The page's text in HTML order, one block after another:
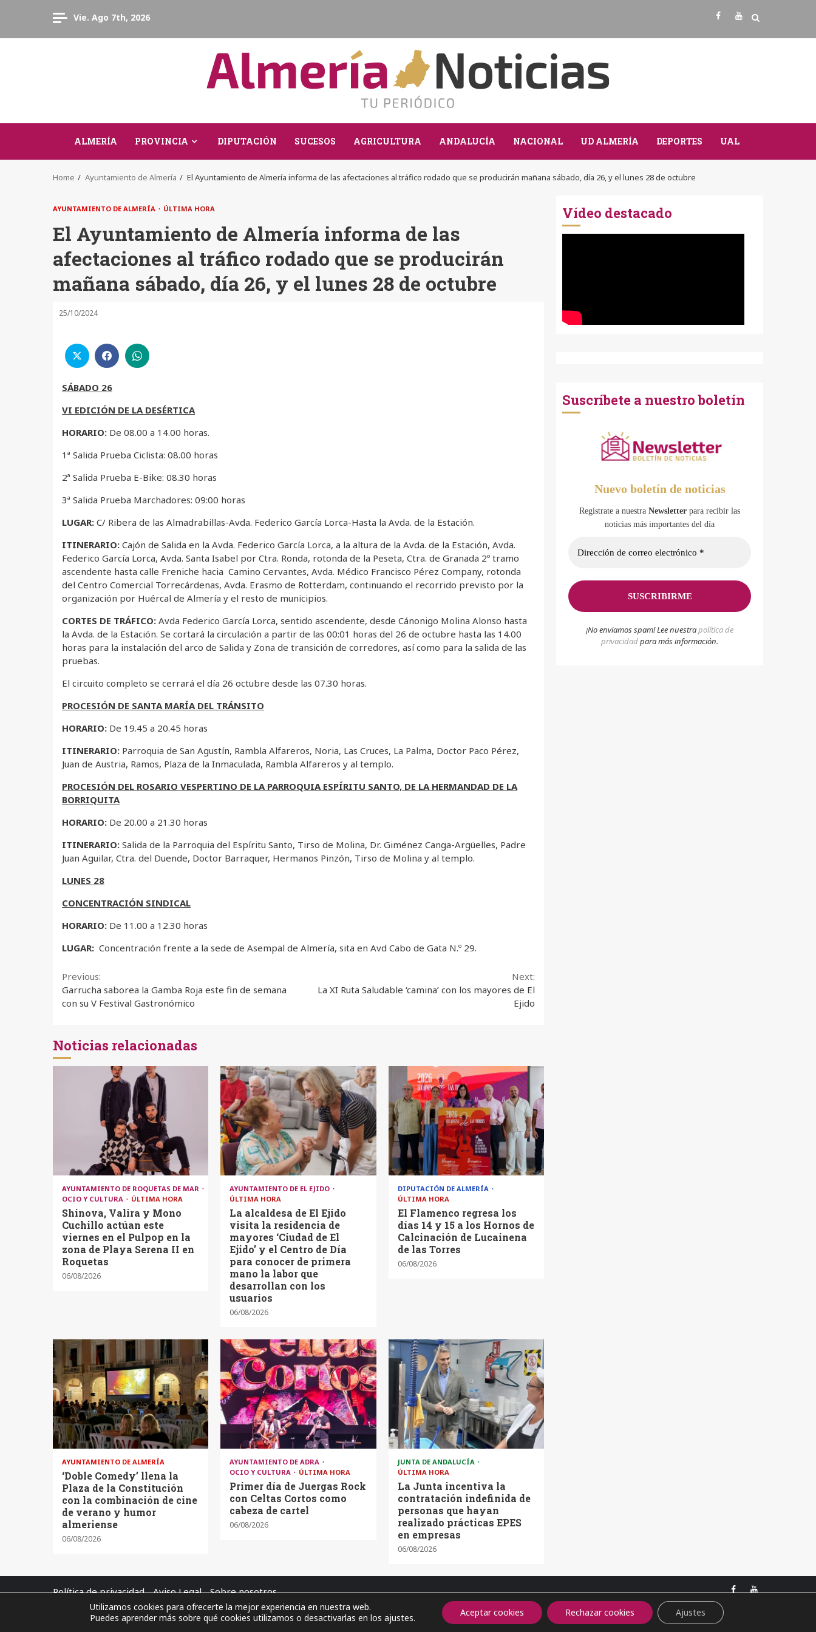
Vie. Ago 7th, 2026 Facebook
Youtube
ALMERÍA PROVINCIA DIPUTACIÓN SUCESOS AGRICULTURA ANDALUCÍA NACIONAL UD ALMERÍA DEPORTES UAL
Home Ayuntamiento de Almería El Ayuntamiento de Almería informa de las afectaciones al tráfico rodado que se producirán mañana sábado, día 26, y el lunes 28 de octubre
AYUNTAMIENTO DE ALMERÍA ÚLTIMA HORA
El Ayuntamiento de Almería informa de las
afectaciones al tráfico rodado que se producirán
mañana sábado, día 26, y el lunes 28 de octubre
25/10/2024
SÁBADO 26
VI EDICIÓN DE LA DESÉRTICA
HORARIO: De 08.00 a 14.00 horas.
1ª Salida Prueba Ciclista: 08.00 horas
2ª Salida Prueba E-Bike: 08.30 horas
3ª Salida Prueba Marchadores: 09:00 horas
LUGAR: C/ Ribera de las Almadrabillas-Avda. Federico García Lorca-Hasta la Avda. de la Estación.
ITINERARIO: Cajón de Salida en la Avda. Federico García Lorca, a la altura de la Avda. de la Estación, Avda.
Federico García Lorca, Avda. Santa Isabel por Ctra. Ronda, rotonda de la Peseta, Ctra. de Granada 2º tramo
ascendente hasta calle Freniche hacia Camino Cervantes, Avda. Médico Francisco Pérez Company, rotonda
del Centro Comercial Torrecárdenas, Avda. Erasmo de Rotterdam, continuando el recorrido previsto por la
organización por Huércal de Almería y el resto de municipios.
CORTES DE TRÁFICO: Avda Federico García Lorca, sentido ascendente, desde Cánonigo Molina Alonso hasta
la Avda. de la Estación. Se cortará la circulación a partir de las 00:01 horas del 26 de octubre hasta las 14.00
horas para la instalación del arco de Salida y Zona de transición de corredores, así como para la salida de las
pruebas.
El circuito completo se cerrará el día 26 octubre desde las 07.30 horas.
PROCESIÓN DE SANTA MARÍA DEL TRÁNSITO
HORARIO: De 19.45 a 20.45 horas
ITINERARIO: Parroquia de San Agustín, Rambla Alfareros, Noria, Las Cruces, La Palma, Doctor Paco Pérez,
Juan de Austria, Ramos, Plaza de la Inmaculada, Rambla Alfareros y al templo.
PROCESIÓN DEL ROSARIO VESPERTINO DE LA PARROQUIA ESPÍRITU SANTO, DE LA HERMANDAD DE LA
BORRIQUITA
HORARIO: De 20.00 a 21.30 horas
ITINERARIO: Salida de la Parroquia del Espíritu Santo, Tirso de Molina, Dr. Giménez Canga-Argüelles, Padre
Juan Aguilar, Ctra. del Duende, Doctor Barraquer, Hermanos Pinzón, Tirso de Molina y al templo.
LUNES 28
CONCENTRACIÓN SINDICAL
HORARIO: De 11.00 a 12.30 horas
LUGAR: Concentración frente a la sede de Asempal de Almería, sita en Avd Cabo de Gata N.º 29.
Continue
Reading
Previous:
Garrucha saborea la Gamba Roja este fin de semana
con su V Festival Gastronómico
Next:
La XI Ruta Saludable ‘camina’ con los mayores de El
Ejido
Noticias relacionadas
AYUNTAMIENTO DE ROQUETAS DE MAR
OCIO Y CULTURA
ÚLTIMA HORA
Shinova, Valira y Mono
Cuchillo actúan este
viernes en el Pulpop en la
zona de Playa Serena II en
Roquetas
06/08/2026
AYUNTAMIENTO DE EL EJIDO
ÚLTIMA HORA
La alcaldesa de El Ejido
visita la residencia de
mayores ‘Ciudad de El
Ejido’ y el Centro de Día
para conocer de primera
mano la labor que
desarrollan con los
usuarios
06/08/2026
DIPUTACIÓN DE ALMERÍA
ÚLTIMA HORA
El Flamenco regresa los
días 14 y 15 a los Hornos de
Calcinación de Lucainena
de las Torres
06/08/2026
AYUNTAMIENTO DE ALMERÍA
‘Doble Comedy’ llena la
Plaza de la Constitución
con la combinación de cine
de verano y humor
almeriense
06/08/2026
AYUNTAMIENTO DE ADRA
OCIO Y CULTURA
ÚLTIMA HORA
Primer día de Juergas Rock
con Celtas Cortos como
cabeza de cartel
06/08/2026
JUNTA DE ANDALUCÍA
ÚLTIMA HORA
La Junta incentiva la
contratación indefinida de
personas que hayan
realizado prácticas EPES
en empresas
06/08/2026
Vídeo destacado
Suscríbete a nuestro boletín
Nuevo boletín de noticias
Regístrate a nuestra Newsletter para recibir las
noticias más importantes del día
¡No enviamos spam! Lee nuestrapolítica de
privacidadpara más información.
Política de privacidad Aviso Legal Sobre nosotros Facebook
Youtube
2026 © Almería Noticias. Todos los derechos reservados.
Utilizamos cookies para ofrecerte la mejor experiencia en nuestra web.
Puedes aprender más sobre qué cookies utilizamos o desactivarlas en los ajustes.
Aceptar cookies Rechazar cookies Ajustes